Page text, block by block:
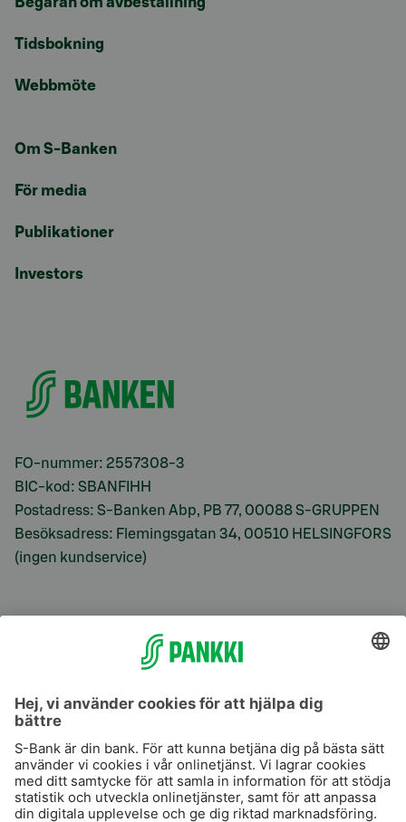
Tidsbokning
Webbmöte
Om S-Banken
För media
Publikationer
Investors
FO-nummer: 2557308-3
BIC-kod: SBANFIHH
Postadress: S-Banken Abp, PB 77, 00088 S-GRUPPEN
Besöksadress: Flemingsgatan 34, 00510 HELSINGFORS
(ingen kundservice)
S-Prime